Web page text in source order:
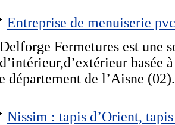
Entreprise de menuiserie
Delforge Fermetures est une
d’intérieur,d’extérieur basée
département de l’Aisne (02).
Nissim : tapis d’Orient,